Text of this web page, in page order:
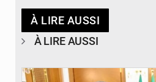
À LIRE AUSSI
À LIRE AUSSI